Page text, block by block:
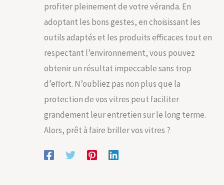
profiter pleinement de votre véranda. En
adoptant les bons gestes, en choisissant les
outils adaptés et les produits efficaces tout en
respectant l’environnement, vous pouvez
obtenir un résultat impeccable sans trop
d’effort. N’oubliez pas non plus que la
protection de vos vitres peut faciliter
grandement leur entretien sur le long terme.
Alors, prêt à faire briller vos vitres ?